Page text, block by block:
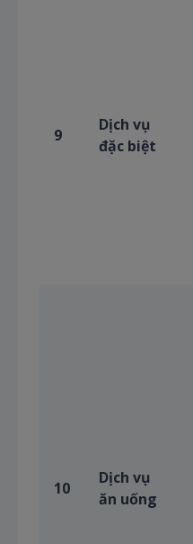
9
Dịch vụ
đặc biệt
10
Dịch vụ
ăn uống